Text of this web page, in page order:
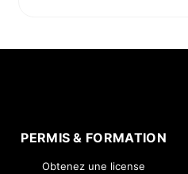
PERMIS & FORMATION
Obtenez une license